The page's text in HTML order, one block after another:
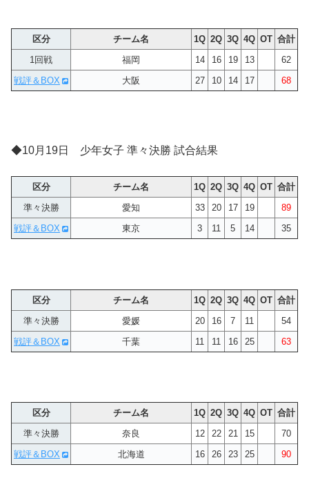
区分 チーム名 1Q 2Q 3Q 4Q OT 合計
1回戦
福岡 14 16 19 13
62
戦評＆BOX
大阪 27 10 14 17 68
◆10月19日 少年女子 準々決勝 試合結果
区分 チーム名 1Q 2Q 3Q 4Q OT 合計
準々決勝
愛知 33 20 17 19
89
戦評＆BOX
東京 3 11 5 14 35
区分 チーム名 1Q 2Q 3Q 4Q OT 合計
準々決勝
愛媛 20 16 7 11
54
戦評＆BOX
千葉 11 11 16 25 63
区分 チーム名 1Q 2Q 3Q 4Q OT 合計
準々決勝
奈良 12 22 21 15
70
戦評＆BOX
北海道 16 26 23 25 90